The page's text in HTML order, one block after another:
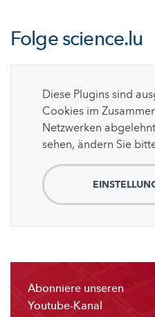
Folgescience.lu
Diese Plugins sind
Cookies im
Netzwerken
sehen, ändern Sie
Abonniere unseren
Youtube-Kanal